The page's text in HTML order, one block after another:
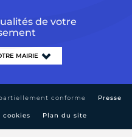
de votre
conforme Presse
cookies Plan du site